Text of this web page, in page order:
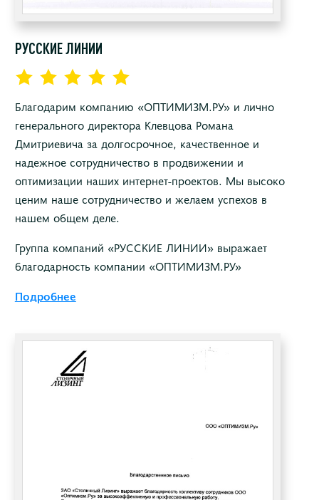
РУССКИЕ ЛИНИИ
Благодарим компанию «ОПТИМИЗМ.РУ» и лично
генерального директора Клевцова Романа
Дмитриевича за долгосрочное, качественное и
надежное сотрудничество в продвижении и
оптимизации наших интернет-проектов. Мы высоко
ценим наше сотрудничество и желаем успехов в
нашем общем деле.
Группа компаний «РУССКИЕ ЛИНИИ» выражает
благодарность компании «ОПТИМИЗМ.РУ»
Подробнее